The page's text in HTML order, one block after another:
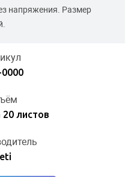
листов
напряжения. Размер